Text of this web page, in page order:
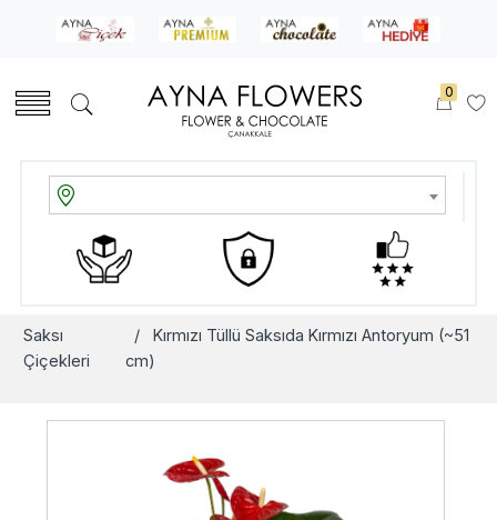
0
Saksı
Çiçekleri
/ Kırmızı Tüllü Saksıda Kırmızı Antoryum (~51
cm)